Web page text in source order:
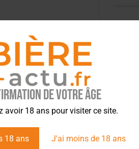
de votre âge
avoir 18 ans pour visiter ce site.
18 ans J'ai moins de 18 ans